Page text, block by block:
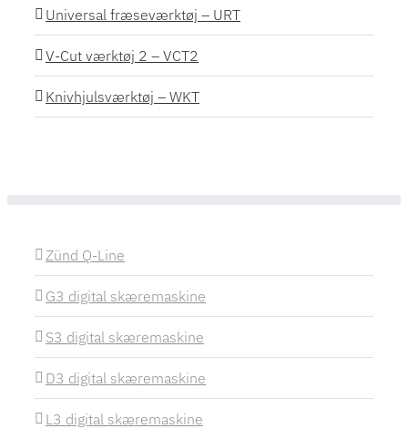
Universal fræseværktøj – URT
V-Cut værktøj 2 – VCT2
Knivhjulsværktøj – WKT
Zünd Q-Line
G3 digital skæremaskine
S3 digital skæremaskine
D3 digital skæremaskine
L3 digital skæremaskine